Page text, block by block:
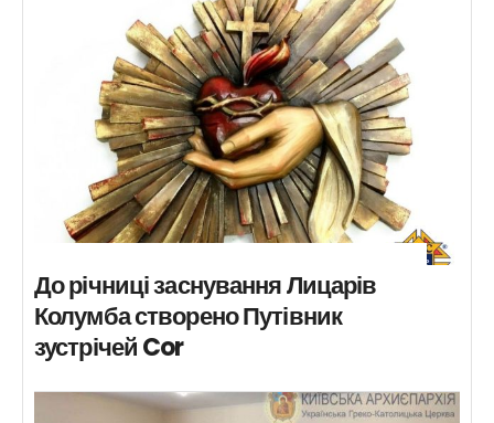
До річниці заснування Лицарів
Колумба створено Путівник
зустрічей Cor